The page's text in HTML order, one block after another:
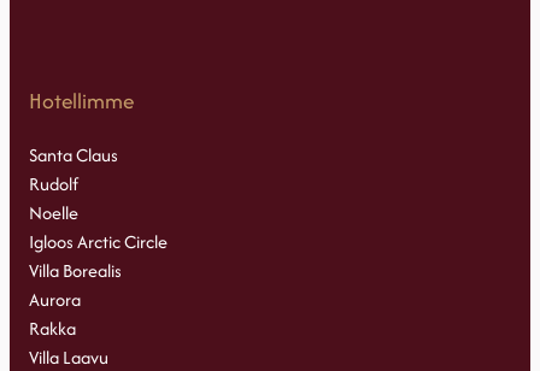
Hotellimme
Santa Claus
Rudolf
Noelle
Igloos Arctic Circle
Villa Borealis
Aurora
Rakka
Villa Laavu